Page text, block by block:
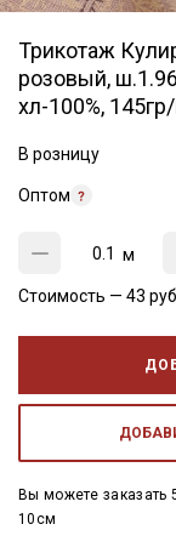
Трикотаж
розовый,
хл-100%,
В розницу
Оптом
м
Стоимость — 43 руб
Вы можете заказать
10см